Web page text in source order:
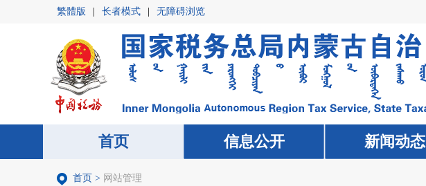
繁體版 长者模式 无障碍浏览
首页 信息公开 新闻动态
首页 信息公开 新闻动态
首页 > 网站管理